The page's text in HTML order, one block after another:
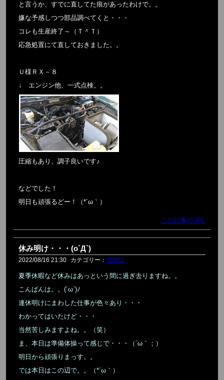
と言うか、すでに直してた痕があったわけで。。
嫌な予感しつつ部品調べてくと・・・
コレも生産終了～（Ｔ＾Ｔ）
応急処置にて直しておきました。。
Ｕ様ＲＸ－８
↓ エンジン他、一式点検。。
圧縮もあり、調子良いです♪
などでした！
明日も頑張るどー！（*´ω｀）
この記事のURL
休み明け・・・(o´Д`)
2022/08/16 21:30 カテゴリー： 世間話
夏季休暇など休みはあっという間に過ぎ去りますね。。
こんばんは。。(´ω`)ﾉ
連休明けにまわした仕事が色々あり・・・
わかってはいたけど・・・
当然苦しみますよね。。（笑）
ま、本日は準備体操って感じで・・・（´ω｀；）
明日から頑張りまっす。。
では本日はこの辺で。。（*´ω｀）